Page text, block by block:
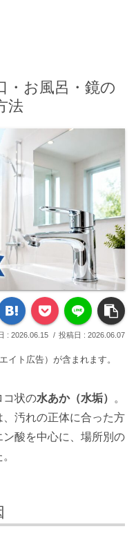
・お風呂・鏡の
法
2026.06.15 2026.06.07
イト広告）が含まれます。
コ状の水あか（水垢）
。
汚れの正体に合った方
酸を中心に、場所別の